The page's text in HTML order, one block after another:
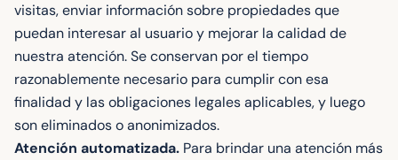
visitas, enviar información sobre propiedades que
puedan interesar al usuario y mejorar la calidad de
nuestra atención. Se conservan por el tiempo
razonablemente necesario para cumplir con esa
finalidad y las obligaciones legales aplicables, y luego
son eliminados o anonimizados.
Atención automatizada. Para brindar una atención más